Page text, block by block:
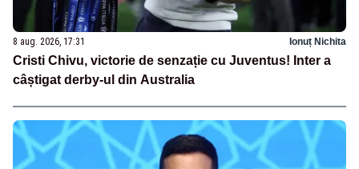
8 aug. 2026, 17:31 Ionuț Nichita
Cristi Chivu, victorie de senzație cu Juventus! Inter a
câștigat derby-ul din Australia